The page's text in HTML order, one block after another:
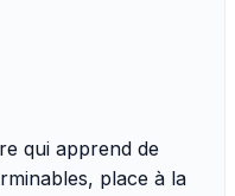
qui apprend de
place à la